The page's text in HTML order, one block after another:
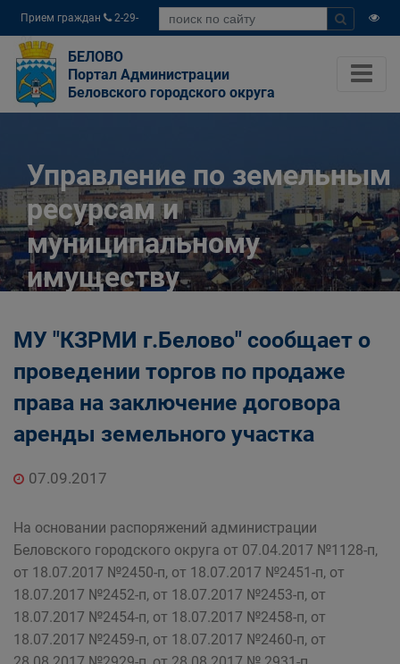
Прием граждан
2-29-
04
БЕЛОВО
Портал Администрации
Беловского городского округа
Управление по земельным
ресурсам и
муниципальному
имуществу
Беловского городского
округа
Структурные подразделения Администрации
Управление по земельным ресурсам и
Беловского городского округа
МУ "КЗРМИ г.Белово" сообщает о
проведении торгов по продаже
права на заключение договора
аренды земельного участка
07.09.2017
На основании распоряжений администрации
Беловского городского округа от 07.04.2017 №1128-п,
от 18.07.2017 №2450-п, от 18.07.2017 №2451-п, от
18.07.2017 №2452-п, от 18.07.2017 №2453-п, от
18.07.2017 №2454-п, от 18.07.2017 №2458-п, от
18.07.2017 №2459-п, от 18.07.2017 №2460-п, от